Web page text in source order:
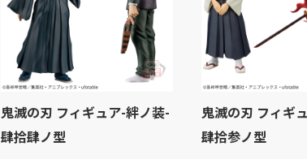
鬼滅の刃 フィギュア-絆ノ装-
肆拾肆ノ型
鬼滅の刃 フィギ
肆拾参ノ型